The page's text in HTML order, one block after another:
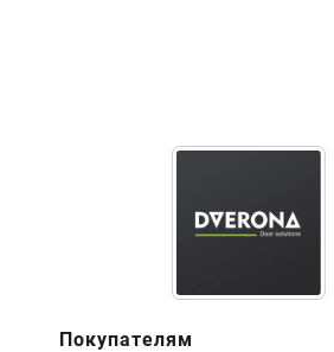
Покупателям